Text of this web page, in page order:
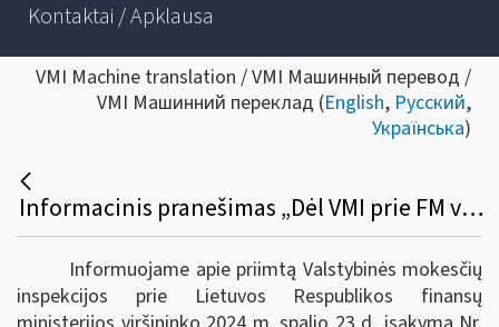
Kontaktai / Apklausa
VMI Machine translation / VMI Машинный перевод /
VMI Машинний переклад (English, Русский,
Українська)
Informacinis pranešimas „Dėl VMI prie FM viršininko įsakymo „Dėl Mokestinės nepriemokos ar baudos už administracinį nusižengimą mokėjimo atidėjimo ir (ar) išdėstymo taisyklių ir formų patvirtinimo“
Informuojame apie priimtą Valstybinės mokesčių
inspekcijos prie Lietuvos Respublikos finansų